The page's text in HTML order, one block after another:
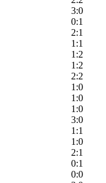
3:0
0:1
2:1
1:1
1:2
1:2
2:2
1:0
1:0
1:0
3:0
1:1
1:0
2:1
0:1
0:0